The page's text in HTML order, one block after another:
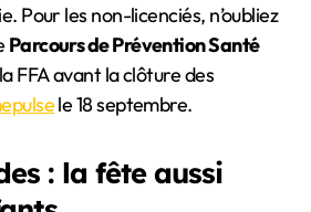
Pour les non-licenciés, n’oubliez
Parcours de Prévention Santé
FFA avant la clôture des
le 18 septembre.
: la fête aussi